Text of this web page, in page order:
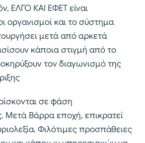
ΕΛΓΟ ΚΑΙ ΕΦΕΤ είναι
οργανισμοί και το σύστημα
μετά από αρκετά
κάποια στιγμή από το
τον διαγωνισμό της
σε φάση
Μετά Βάρρα εποχή, επικρατεί
Φιλότιμες προσπάθειες